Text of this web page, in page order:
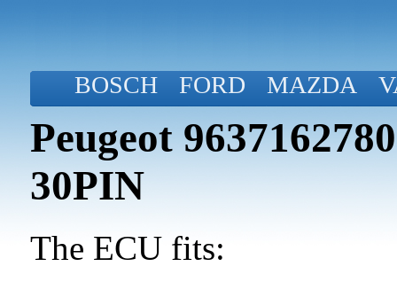
BOSCH FORD MAZDA
Peugeot
30PIN
The ECU fits: